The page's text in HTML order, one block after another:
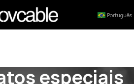
Português
especiais